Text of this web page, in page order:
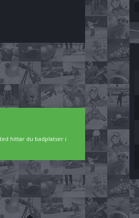
hittar du badplatser i